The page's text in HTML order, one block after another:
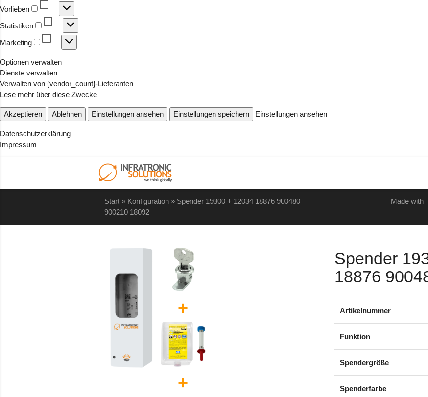
Vorlieben
Vorlieben
Statistiken Statistiken
Marketing Marketing
Optionen verwalten
Dienste verwalten
Verwalten von {vendor_count}-Lieferanten
Lese mehr über diese Zwecke
Akzeptieren Ablehnen Einstellungen ansehen Einstellungen speichern Einstellungen ansehen
Datenschutzerklärung
Impressum
Start» Konfiguration» Spender 19300 + 12034 18876 900480
900210 18092
Made with
+
+
Spender
18876
Artikelnummer
Funktion
Spendergröße
Spenderfarbe